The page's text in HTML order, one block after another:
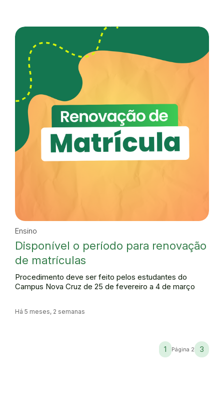
Ensino
Disponível o período para renovação
de matrículas
Procedimento deve ser feito pelos estudantes do
Campus Nova Cruz de 25 de fevereiro a 4 de março
Há 5 meses, 2 semanas
1 Página 2 3